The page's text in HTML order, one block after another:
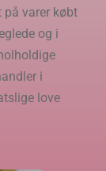
på varer købt
og i
i
love